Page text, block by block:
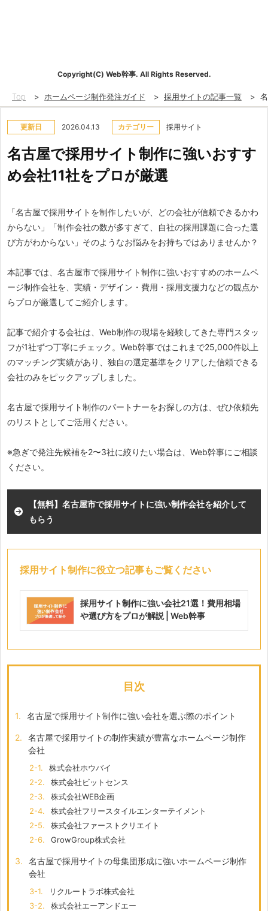
Copyright(C) Web幹事. All Rights Reserved.
Top > ホームページ制作発注ガイド > 採用サイトの記事一覧 >
更新日 2026.04.13 カテゴリー 採用サイト
名古屋で採用サイト制作に強いおすす
め会社11社をプロが厳選
「名古屋で採用サイトを制作したいが、どの会社が信頼できるかわ
からない」「制作会社の数が多すぎて、自社の採用課題に合った選
び方がわからない」そのようなお悩みをお持ちではありませんか？
本記事では、名古屋市で採用サイト制作に強いおすすめのホームペ
ージ制作会社を、実績・デザイン・費用・採用支援力などの観点か
らプロが厳選してご紹介します。
記事で紹介する会社は、Web制作の現場を経験してきた専門スタッ
フが1社ずつ丁寧にチェック。Web幹事ではこれまで25,000件以上
のマッチング実績があり、独自の選定基準をクリアした信頼できる
会社のみをピックアップしました。
名古屋で採用サイト制作のパートナーをお探しの方は、ぜひ依頼先
のリストとしてご活用ください。
※急ぎで発注先候補を2〜3社に絞りたい場合は、Web幹事にご相談
ください。
【無料】名古屋市で採用サイトに強い制作会社を紹介して
もらう
採用サイト制作に役立つ記事もご覧ください
採用サイト制作に強い会社21選！費用相場
や選び方をプロが解説 | Web幹事
目次
1. 名古屋で採用サイト制作に強い会社を選ぶ際のポイント
2.
名古屋で採用サイトの制作実績が豊富なホームページ制作
会社
2-1.
株式会社ホウバイ
2-2.
株式会社ビットセンス
2-3.
株式会社WEB企画
2-4.
株式会社フリースタイルエンターテイメント
2-5.
株式会社ファーストクリエイト
2-6.
GrowGroup株式会社
3.
名古屋で採用サイトの母集団形成に強いホームページ制作
会社
3-1.
リクルートラボ株式会社
3-2.
株式会社エーアンドエー